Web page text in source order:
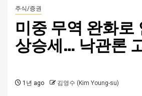
주식/증권
미중 무역 완화로
상승세… 낙관론
1년 ago 김영수 (Kim Young-su)